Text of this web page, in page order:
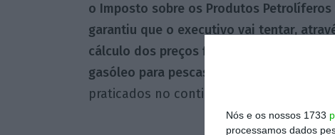
Nós e os nossos 1733
processamos dados
o Imposto sobre os Produtos Petrolíferos
garantiu que o executivo vai tentar,
cálculo dos preços fixados
gasóleo para pescas tenham um valor
praticados no continente.